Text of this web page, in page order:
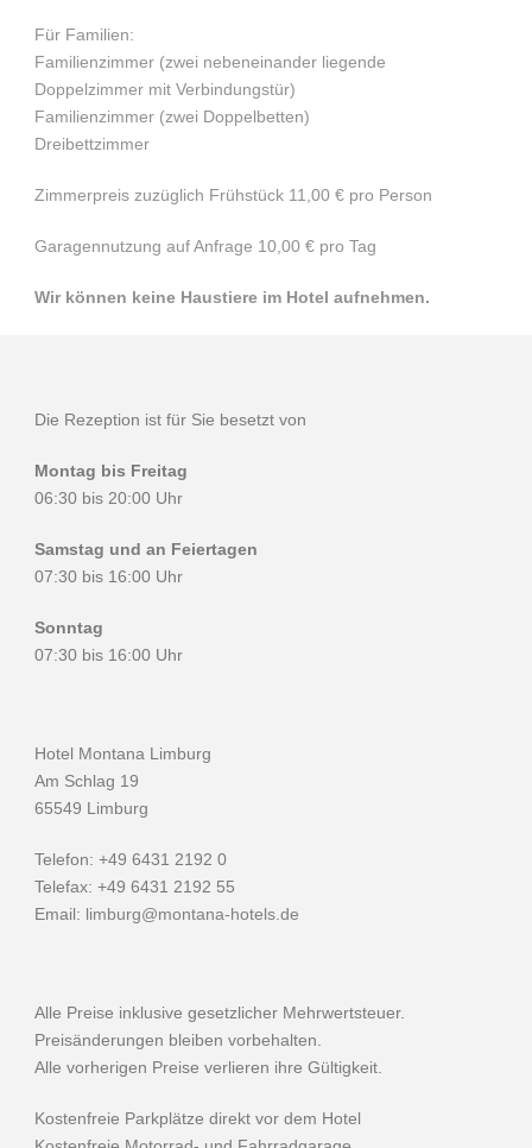
Für Familien:
Familienzimmer (zwei nebeneinander liegende
Doppelzimmer mit Verbindungstür)
Familienzimmer (zwei Doppelbetten)
Dreibettzimmer
Zimmerpreis zuzüglich Frühstück 11,00 € pro Person
Garagennutzung auf Anfrage 10,00 € pro Tag
Wir können keine Haustiere im Hotel aufnehmen.
Die Rezeption ist für Sie besetzt von
Montag bis Freitag
06:30 bis 20:00 Uhr
Samstag und an Feiertagen
07:30 bis 16:00 Uhr
Sonntag
07:30 bis 16:00 Uhr
Hotel Montana Limburg
Am Schlag 19
65549 Limburg
Telefon: +49 6431 2192 0
Telefax: +49 6431 2192 55
Email: limburg@montana-hotels.de
Alle Preise inklusive gesetzlicher Mehrwertsteuer.
Preisänderungen bleiben vorbehalten.
Alle vorherigen Preise verlieren ihre Gültigkeit.
Kostenfreie Parkplätze direkt vor dem Hotel